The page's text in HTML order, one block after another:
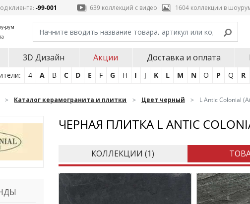
клиента:-99-001 639 коллекций с видео 1604 коллекции в
рум
3D Дизайн Акции Доставка и оплата
4 A B C D E F G H I J K L M N O P Q R
Каталог керамогранита и плитки Цвет черный L Antic Colonial
ЧЕРНАЯ ПЛИТКА L ANTIC
КОЛЛЕКЦИИ (1)